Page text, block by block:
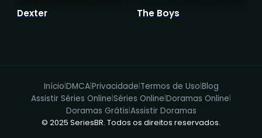
Dexter The Boys
Início|DMCA|Privacidade|Termos de Uso|Blog
Assistir Séries Online|Séries Online|Doramas Online|
Doramas Grátis|Assistir Doramas
© 2025 SeriesBR. Todos os direitos reservados.